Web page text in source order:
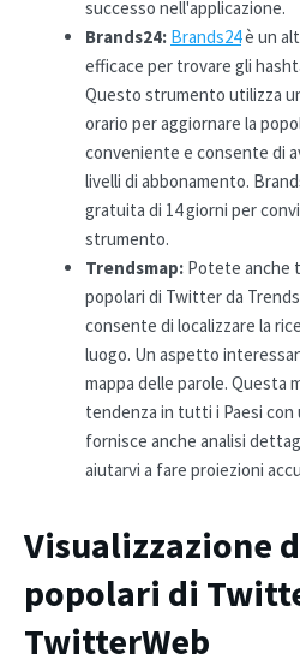
successo nell'applicazione.
Brands24: Brands24è un
efficace per trovare gli
Questo strumento utilizza
orario per aggiornare la
conveniente e consente di
livelli di abbonamento.
gratuita di 14 giorni per
strumento.
Trendsmap: Potete anche
popolari di Twitter da
consente di localizzare la
luogo. Un aspetto
mappa delle parole. Questa
tendenza in tutti i Paesi
fornisce anche analisi
aiutarvi a fare proiezioni
Visualizzazione
popolari di
TwitterWeb